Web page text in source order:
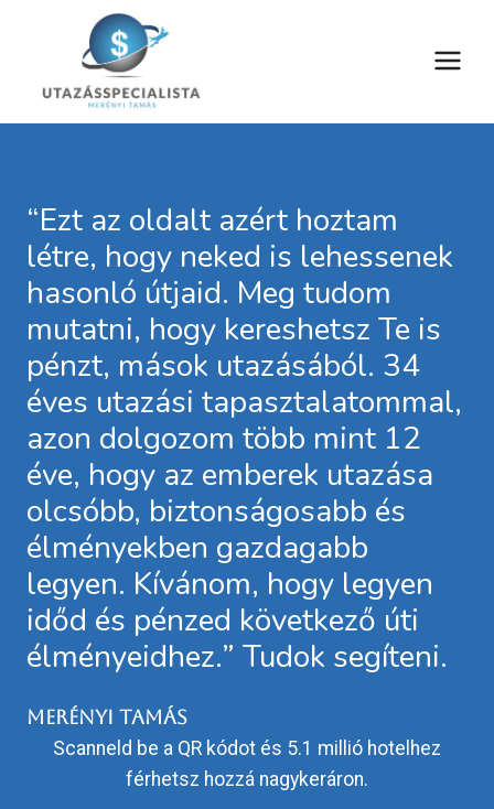
“Ezt az oldalt azért hoztam
létre, hogy neked is lehessenek
hasonló útjaid. Meg tudom
mutatni, hogy kereshetsz Te is
pénzt, mások utazásából. 34
éves utazási tapasztalatommal,
azon dolgozom több mint 12
éve, hogy az emberek utazása
olcsóbb, biztonságosabb és
élményekben gazdagabb
legyen. Kívánom, hogy legyen
időd és pénzed következő úti
élményeidhez.” Tudok segíteni.
Merényi Tamás
Scanneld be a QR kódot és 5.1 millió hotelhez
férhetsz hozzá nagykeráron.